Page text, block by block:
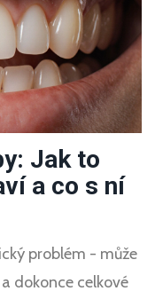
Jak to
a co s ní
problém - může
dokonce celkové